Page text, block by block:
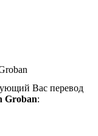
Вас перевод
Groban: